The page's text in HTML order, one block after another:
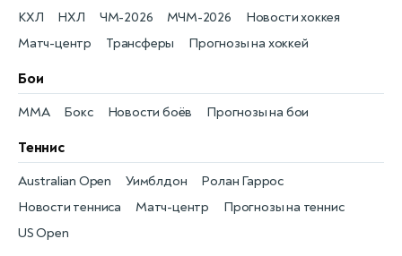
Новости хоккея
КХЛ
Матч-центр
НХЛ
Трансферы
ЧМ-2026
Прогнозы на хоккей
МЧМ-2026
Бои
Новости боёв
MMA Прогнозы на бои
Бокс
Теннис
Новости тенниса
Australian Open
Матч-центр
Уимблдон
Прогнозы на теннис
Ролан Гаррос
US Open